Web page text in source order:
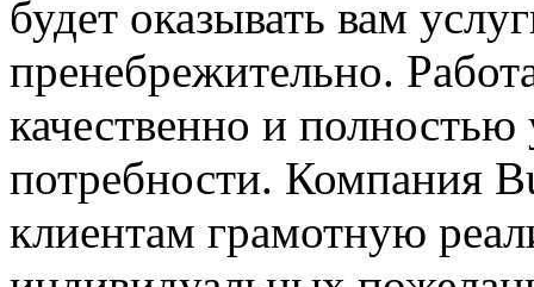
будет оказывать вам
пренебрежительно.
качественно и полностью
потребности. Компания
клиентам грамотную